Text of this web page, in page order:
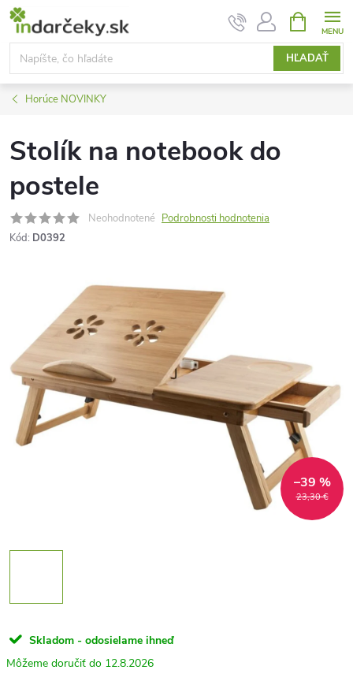
Prejsť
obsah
HĽADAŤ
KOŠÍK
Horúce NOVINKY
Stolík na notebook do
postele
Neohodnotené Podrobnosti hodnotenia
Kód: D0392
23,30 €
–39 %
Skladom - odosielame ihneď
12.8.2026